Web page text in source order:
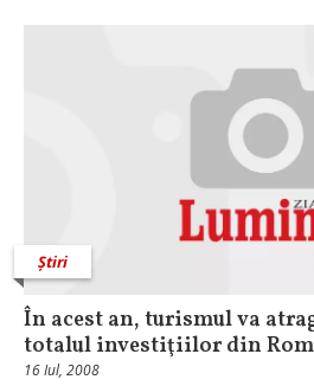
Știri
În acest an, turismul va
totalul investiţiilor din
16 Iul, 2008